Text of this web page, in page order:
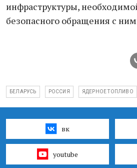
инфраструктуры,
безопасного обращения с
БЕЛАРУСЬ РОССИЯ ЯДЕРНОЕ ТОПЛИВО
вк
youtube